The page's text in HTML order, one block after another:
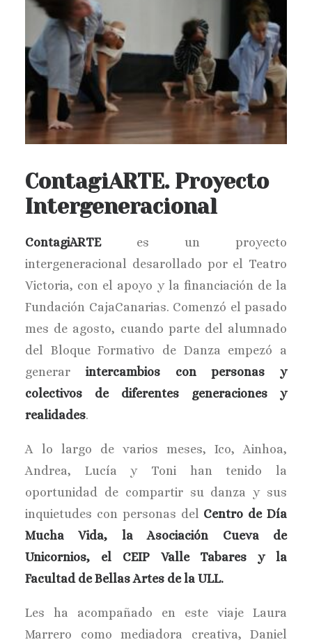
ContagiARTE. Proyecto
Intergeneracional
ContagiARTEes un proyecto
intergeneracional desarollado por el Teatro
Victoria, con el apoyo y la financiación de la
Fundación CajaCanarias. Comenzó el pasado
mes de agosto, cuando parte del alumnado
del Bloque Formativo de Danza empezó a
generarintercambios con personas y
colectivos de diferentes generaciones y
realidades.
A lo largo de varios meses, Ico, Ainhoa,
Andrea, Lucía y Toni han tenido la
oportunidad de compartir su danza y sus
inquietudes con personas del Centro de Día
Mucha Vida, la Asociación Cueva de
Unicornios, el CEIP Valle Tabares y la
Facultad de Bellas Artes de la ULL.
Les ha acompañado en este viaje Laura
Marrero como mediadora creativa, Daniel